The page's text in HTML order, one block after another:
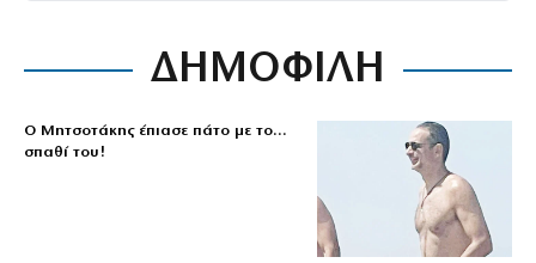
ΔΗΜΟΦΙΛΗ
Ο Μητσοτάκης έπιασε πάτο με το…
σπαθί του!